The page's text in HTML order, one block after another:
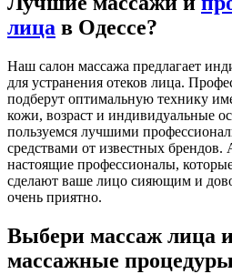
лица в Одессе?
Наш салон массажа предлагает
для устранения отеков лица.
подберут оптимальную технику
кожи, возраст и индивидуальные
пользуемся лучшими
средствами от известных брендов.
настоящие профессионалы,
сделают ваше лицо сияющим и
очень приятно.
Выбери массаж лица
массажные